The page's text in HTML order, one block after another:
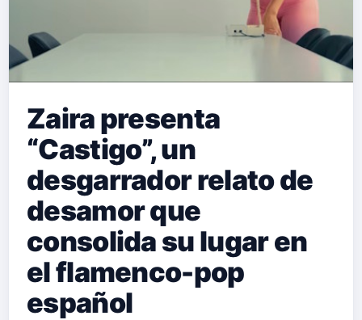
Zaira presenta
“Castigo”, un
desgarrador relato de
desamor que
consolida su lugar en
el flamenco-pop
español